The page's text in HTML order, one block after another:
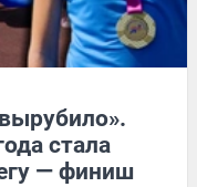
стала
— финиш